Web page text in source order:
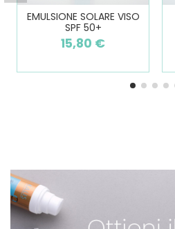
EMULSIONE SOLARE VISO
SPF 50+
15,80 €